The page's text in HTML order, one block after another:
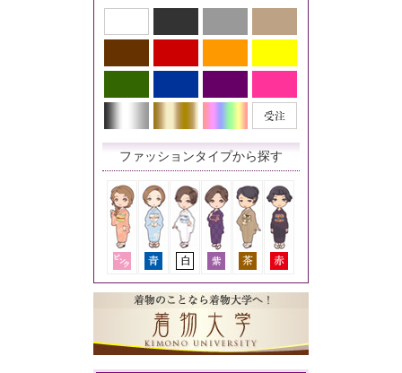
ファッションタイプから探す